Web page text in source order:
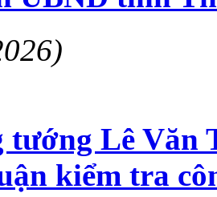
tướng Lê Văn
kiểm tra